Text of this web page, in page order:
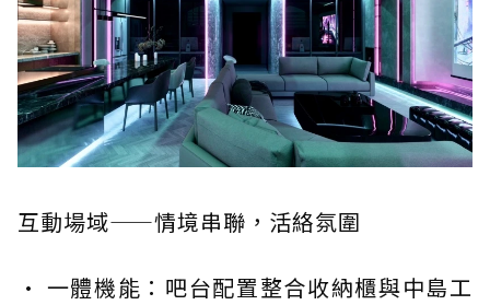
互動場域——情境串聯，活絡氛圍
· 一體機能：吧台配置整合收納櫃與中島工